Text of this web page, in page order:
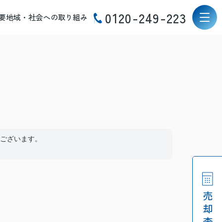
地域・社会への取り組み 0120-249-223
ざいます。